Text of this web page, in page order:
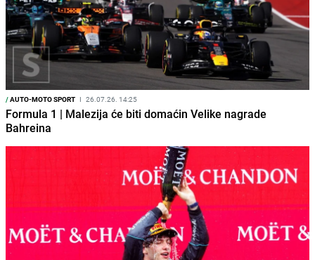
/AUTO-MOTO SPORT I 26.07.26. 14:25
Formula 1 | Malezija će biti domaćin Velike nagrade
Bahreina